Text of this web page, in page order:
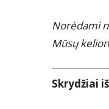
Norėdami
Mūsų
Skrydžiai